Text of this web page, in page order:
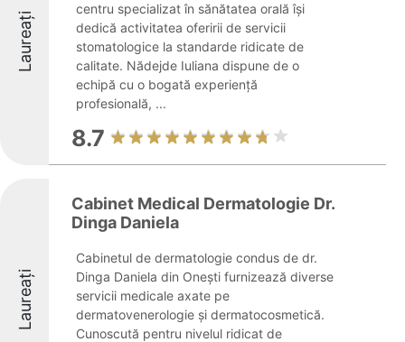
Laureați
centru specializat în sănătatea orală își
dedică activitatea oferirii de servicii
stomatologice la standarde ridicate de
calitate. Nădejde Iuliana dispune de o
echipă cu o bogată experiență
profesională, ...
8.7
Laureați
Cabinet Medical Dermatologie Dr.
Dinga Daniela
Cabinetul de dermatologie condus de dr.
Dinga Daniela din Onești furnizează diverse
servicii medicale axate pe
dermatovenerologie și dermatocosmetică.
Cunoscută pentru nivelul ridicat de